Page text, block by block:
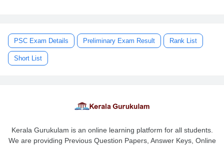
PSC Exam Details Preliminary Exam Result Rank List
Short List
Kerala Gurukulam is an online learning platform for all students.
We are providing Previous Question Papers, Answer Keys, Online